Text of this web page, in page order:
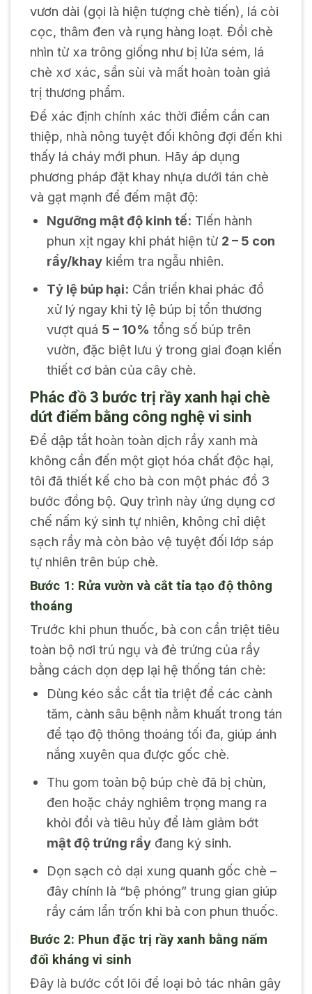
vươn dài (gọi là hiện tượng chè tiến), lá còi
cọc, thâm đen và rụng hàng loạt. Đồi chè
nhìn từ xa trông giống như bị lửa sém, lá
chè xơ xác, sần sùi và mất hoàn toàn giá
trị thương phẩm.
Để xác định chính xác thời điểm cần can
thiệp, nhà nông tuyệt đối không đợi đến khi
thấy lá cháy mới phun. Hãy áp dụng
phương pháp đặt khay nhựa dưới tán chè
và gạt mạnh để đếm mật độ:
Ngưỡng mật độ kinh tế: Tiến hành
phun xịt ngay khi phát hiện từ 2 – 5 con
rầy/khaykiểm tra ngẫu nhiên.
Tỷ lệ búp hại: Cần triển khai phác đồ
xử lý ngay khi tỷ lệ búp bị tổn thương
vượt quá 5 – 10% tổng số búp trên
vườn, đặc biệt lưu ý trong giai đoạn kiến
thiết cơ bản của cây chè.
Phác đồ 3 bước trị rầy xanh hại chè
dứt điểm bằng công nghệ vi sinh
Để dập tắt hoàn toàn dịch rầy xanh mà
không cần đến một giọt hóa chất độc hại,
tôi đã thiết kế cho bà con một phác đồ 3
bước đồng bộ. Quy trình này ứng dụng cơ
chế nấm ký sinh tự nhiên, không chỉ diệt
sạch rầy mà còn bảo vệ tuyệt đối lớp sáp
tự nhiên trên búp chè.
Bước 1: Rửa vườn và cắt tỉa tạo độ thông
thoáng
Trước khi phun thuốc, bà con cần triệt tiêu
toàn bộ nơi trú ngụ và đẻ trứng của rầy
bằng cách dọn dẹp lại hệ thống tán chè:
Dùng kéo sắc cắt tỉa triệt để các cành
tăm, cành sâu bệnh nằm khuất trong tán
để tạo độ thông thoáng tối đa, giúp ánh
nắng xuyên qua được gốc chè.
Thu gom toàn bộ búp chè đã bị chùn,
đen hoặc cháy nghiêm trọng mang ra
khỏi đồi và tiêu hủy để làm giảm bớt
mật độ trứng rầyđang ký sinh.
Dọn sạch cỏ dại xung quanh gốc chè –
đây chính là “bệ phóng” trung gian giúp
rầy cám lẩn trốn khi bà con phun thuốc.
Bước 2: Phun đặc trị rầy xanh bằng nấm
đối kháng vi sinh
Đây là bước cốt lõi để loại bỏ tác nhân gây